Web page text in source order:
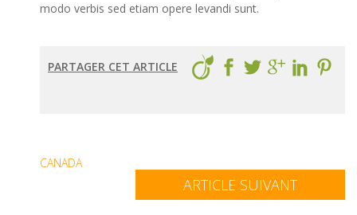
modo verbis sed etiam opere levandi sunt.
PARTAGER CET ARTICLE
CANADA
ARTICLE SUIVANT